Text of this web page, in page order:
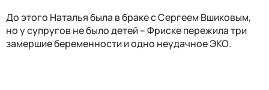
До этого Наталья была в браке с Сергеем Вшиковым,
но у супругов не было детей – Фриске пережила три
замершие беременности и одно неудачное ЭКО.